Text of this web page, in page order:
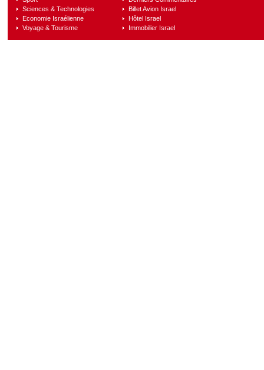
Sciences & Technologies
Economie Israélienne
Voyage & Tourisme
Billet Avion Israel
Hôtel Israel
Immobilier Israel